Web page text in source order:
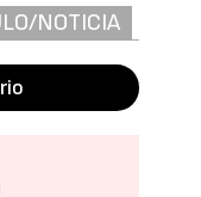
NOTICIA